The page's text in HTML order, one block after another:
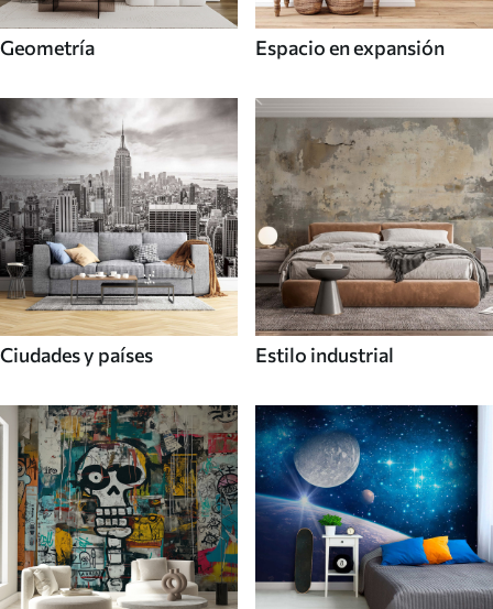
Geometría Espacio en expansión
Ciudades y países Estilo industrial